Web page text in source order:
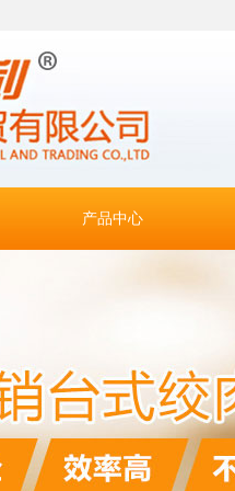
产品中心